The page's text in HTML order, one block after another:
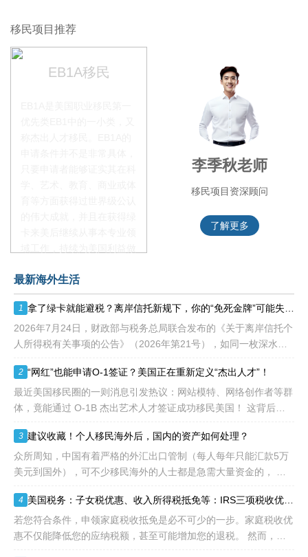
移民项目推荐
EB1A移民
额占全球移民签证配额的
28.6%，即大约4万个移民
签证，都会用于满足"优
先"移民类别的申请。EB1A
不需要雇主支持、不用办理
等的限制，所以也愈来愈受
到中国杰出人才的青睐。
李季秋老师
移民项目资深顾问
了解更多
最新海外生活
1
2026年7月24日，财政部与税务总局联合发布的《关于离岸信托个
人所得税有关事项的公告》（2026年第21号），如同一枚深水炸
家税务总局配套发
2 “网红”也能申请O-1签证？美国正在重新定义“杰出人才”！
最近美国移民圈的一则消息引发热议：网站模特、网络创作者等群
体，竟能通过 O-1B 杰出艺术人才签证成功移民美国！ 这背后不
构
3 建议收藏！个人移民海外后，国内的资产如何处理？
众所周知，中国有着严格的外汇出口管制（每人每年只能汇款5万
美元到国外），可不少移民海外的人士都是急需大量资金的， 包
随着近年来国
4
若您符合条件，申领家庭税收抵免是必不可少的一步。家庭税收优
惠不仅能降低您的应纳税额，甚至可能增加您的退税。 然而，您